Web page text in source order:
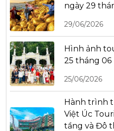
ngày 29
29/06/2026
Hình ảnh
25 tháng 06
25/06/2026
Hành trình
Việt Úc
tầng và Đô